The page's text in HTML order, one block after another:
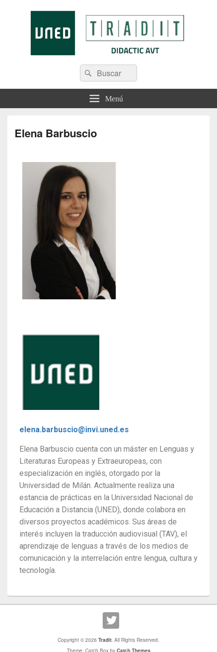
Menú
Elena Barbuscio
elena.barbuscio@invi.uned.es
Elena Barbuscio cuenta con un máster en Lenguas y
Literaturas Europeas y Extraeuropeas, con
especialización en inglés, otorgado por la
Universidad de Milán. Actualmente realiza una
estancia de prácticas en la Universidad Nacional de
Educación a Distancia (UNED), donde colabora en
diversos proyectos académicos. Sus áreas de
interés incluyen la traducción audiovisual (TAV), el
aprendizaje de lenguas a través de los medios de
comunicación y la interrelación entre lengua, cultura y
tecnología.
Copyright © 2026 Tradit . All Rights Reserved.
Theme: Catch Box by Catch Themes